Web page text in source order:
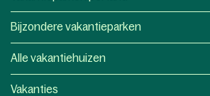
Bijzondere vakantieparken
Alle vakantiehuizen
Vakanties